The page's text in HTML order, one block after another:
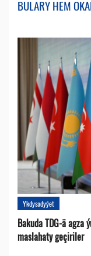
BULARY HEM
Ykdysadyýet
Bakuda TDG-ä
maslahaty geçiriler